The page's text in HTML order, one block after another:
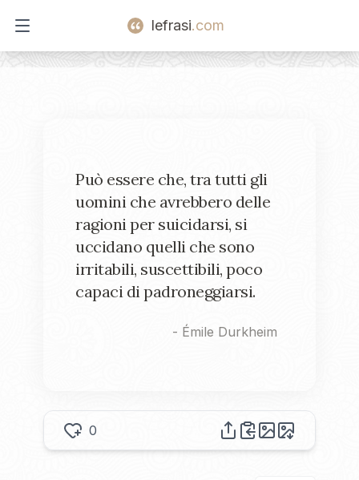
Open main menu
lefrasi.com
Può essere che, tra tutti gli
uomini che avrebbero delle
ragioni per suicidarsi, si
uccidano quelli che sono
irritabili, suscettibili, poco
capaci di padroneggiarsi.
- Émile Durkheim
0